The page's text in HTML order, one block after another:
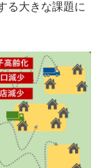
る大きな課題に